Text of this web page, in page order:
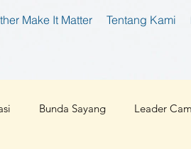
Make It Matter Tentang Kami
Bunda Sayang Leader